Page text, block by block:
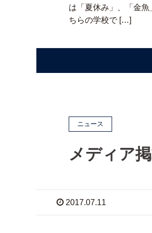
は「夏休み」、「金
ちらの学校で […]
ニュース
メディア
2017.07.11